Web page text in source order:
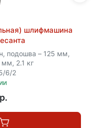
шлифмашина
подошва – 125 мм,
2.1 кг
6/2